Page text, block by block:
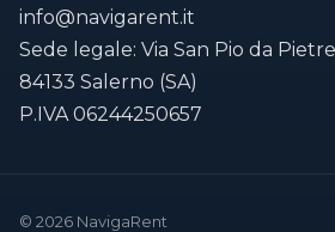
info@navigarent.it
Sede legale: Via San Pio da
84133 Salerno (SA)
P.IVA 06244250657
© 2026 NavigaRent